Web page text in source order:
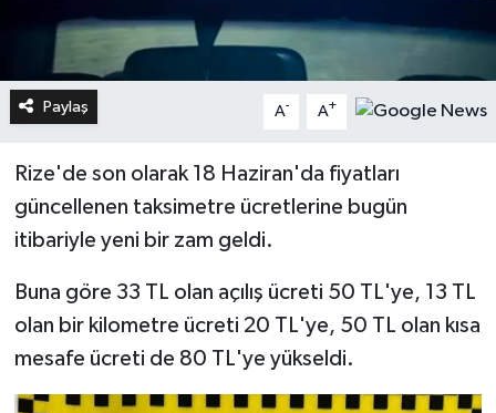
Paylaş A- A+
Rize'de son olarak 18 Haziran'da fiyatları
güncellenen taksimetre ücretlerine bugün
itibariyle yeni bir zam geldi.
Buna göre 33 TL olan açılış ücreti 50 TL'ye, 13 TL
olan bir kilometre ücreti 20 TL'ye, 50 TL olan kısa
mesafe ücreti de 80 TL'ye yükseldi.